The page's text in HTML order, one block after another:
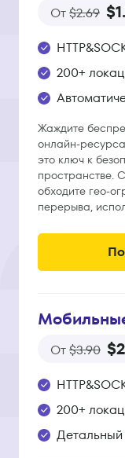
От$2.69
200+
Жаждите
онлайн-
это ключ к
пространстве.
обходите гео-
перерыва,
От$3.90
200+
Детальный